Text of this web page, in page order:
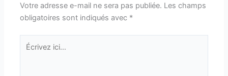
Votre adresse e-mail ne sera pas publiée. Les champs
obligatoires sont indiqués avec *
Écrivez
ici…